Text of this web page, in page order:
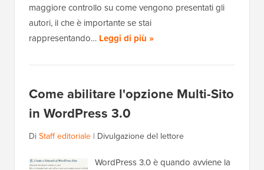
maggiore controllo su come vengono presentati gli
autori, il che è importante se stai
rappresentando… Leggi di più »
Come abilitare l'opzione Multi-Sito
in WordPress 3.0
DiStaff editoriale | Divulgazione del lettore
WordPress 3.0 è quando avviene la